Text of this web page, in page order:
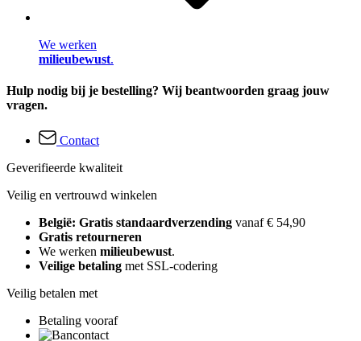
We werken
milieubewust.
Hulp nodig bij je bestelling? Wij beantwoorden graag jouw
vragen.
Contact
Geverifieerde kwaliteit
Veilig en vertrouwd winkelen
België: Gratis standaardverzending vanaf € 54,90
Gratis retourneren
We werken milieubewust.
Veilige betaling met SSL-codering
Veilig betalen met
Betaling vooraf